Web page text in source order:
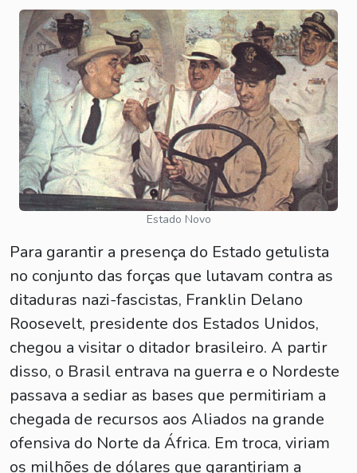
Estado Novo
Para garantir a presença do Estado getulista
no conjunto das forças que lutavam contra as
ditaduras nazi-fascistas, Franklin Delano
Roosevelt, presidente dos Estados Unidos,
chegou a visitar o ditador brasileiro. A partir
disso, o Brasil entrava na guerra e o Nordeste
passava a sediar as bases que permitiriam a
chegada de recursos aos Aliados na grande
ofensiva do Norte da África. Em troca, viriam
os milhões de dólares que garantiriam a